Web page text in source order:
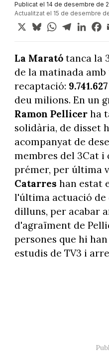
Publicat el 14 de desembre de
Actualitzat el 15 de desembre
X BlueskyWhatsApp
Telegram
La Maratótanca la
de la matinada
recaptació:
deu milions. En un
Ramon Pellicer ha
solidària, de disset
acompanyat de
membres del 3Cat i
prémer, per última
Catarres han estat
l'última actuació de
dilluns, per acabar
d'agraïment de
persones que hi
estudis de TV3 i